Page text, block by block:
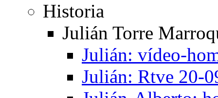
Historia
Julián Torre
Julián: vídeo-
Julián: Rtve 20-